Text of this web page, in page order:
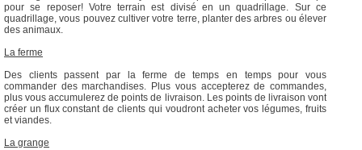
pour se reposer! Votre terrain est divisé en un quadrillage. Sur ce
quadrillage, vous pouvez cultiver votre terre, planter des arbres ou élever
des animaux.
La ferme
Des clients passent par la ferme de temps en temps pour vous
commander des marchandises. Plus vous accepterez de commandes,
plus vous accumulerez de points de livraison. Les points de livraison vont
créer un flux constant de clients qui voudront acheter vos légumes, fruits
et viandes.
La grange